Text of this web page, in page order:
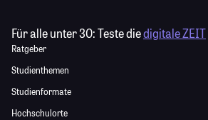
Für alle unter 30:Teste diedigitale ZEIT
Ratgeber
Studienthemen
Studienformate
Hochschulorte